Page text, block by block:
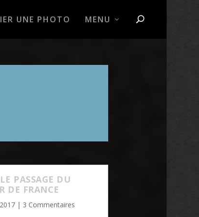
UNE PHOTO MENU
PASSAGE DU
DE FRANCE
| 3 Commentaires